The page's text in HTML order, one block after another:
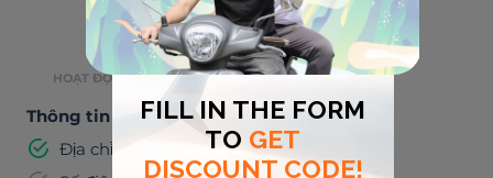
🏭
HOẠT ĐỘNG TRONG NHÀ
Thông tin đã được xác minh
Địa chỉ email